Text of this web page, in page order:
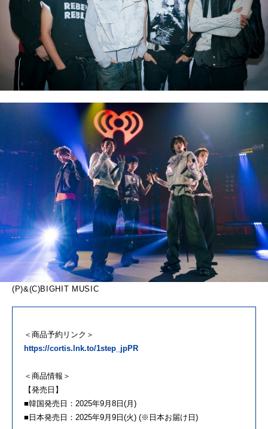
(P)&(C)BIGHIT MUSIC
＜商品予約リンク＞
https://cortis.lnk.to/1step_jpPR
＜商品情報＞
【発売日】
■韓国発売日：2025年9月8日(月)
■日本発売日：2025年9月9日(火) (※日本お届け日)